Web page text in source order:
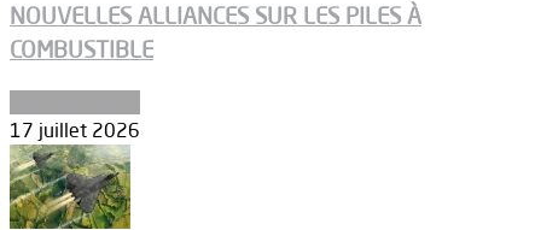
NOUVELLES ALLIANCES SUR LES PILES À
COMBUSTIBLE
17 juillet 2026